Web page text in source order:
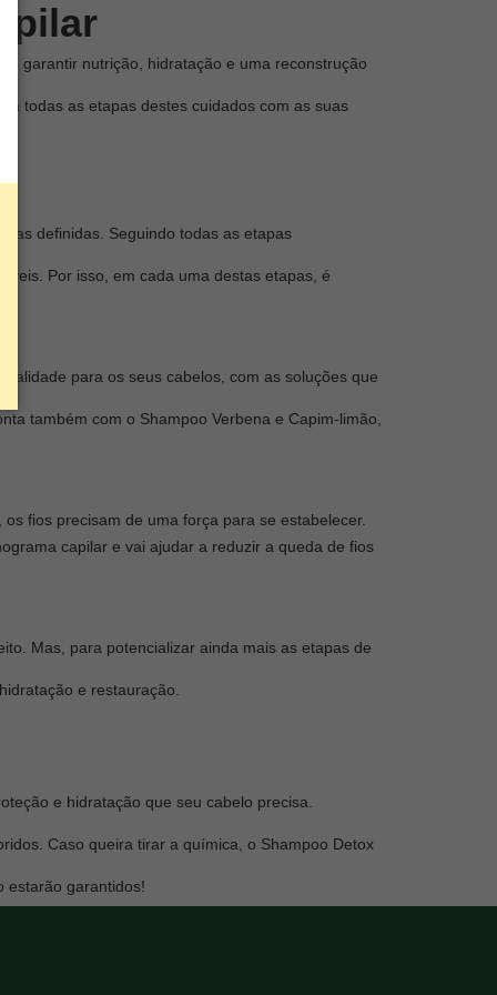
garantir nutrição, hidratação e uma reconstrução
todas as etapas destes cuidados com as suas
definidas. Seguindo todas as etapas
Por isso, em cada uma destas etapas, é
para os seus cabelos, com as soluções que
também com o Shampoo Verbena e Capim-limão,
fios precisam de uma força para se estabelecer.
capilar e vai ajudar a reduzir a queda de fios
Mas, para potencializar ainda mais as etapas de
e restauração.
e hidratação que seu cabelo precisa.
Caso queira tirar a química, o Shampoo Detox
estarão garantidos!